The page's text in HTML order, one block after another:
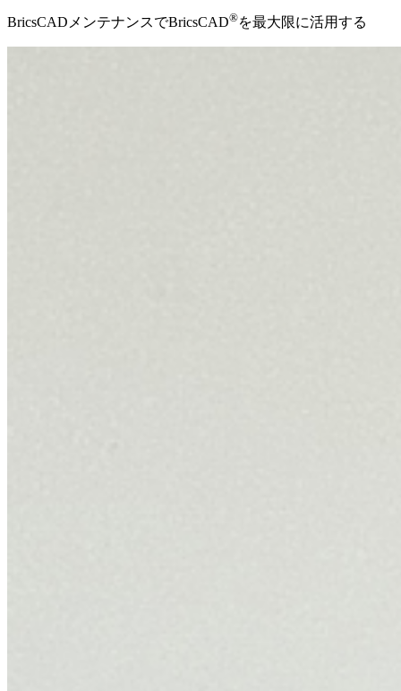
BricsCADメンテナンスでBricsCAD®を最大限に活用する